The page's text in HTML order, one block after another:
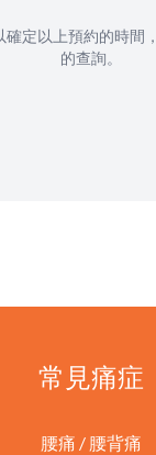
確定以上預約的時間
的查詢。
常見痛症
腰痛 / 腰背痛